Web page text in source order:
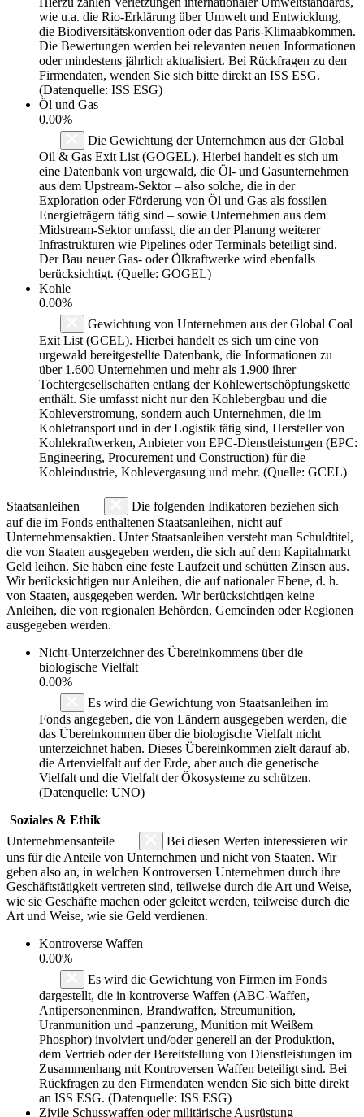
wie u.a. die Rio-Erklärung über Umwelt und Entwicklung,
die Biodiversitätskonvention oder das Paris-Klimaabkommen.
Die Bewertungen werden bei relevanten neuen Informationen
oder mindestens jährlich aktualisiert. Bei Rückfragen zu den
Firmendaten, wenden Sie sich bitte direkt an ISS ESG.
(Datenquelle: ISS ESG)
Öl und Gas
0.00%
Die Gewichtung der Unternehmen aus der Global
Oil & Gas Exit List (GOGEL). Hierbei handelt es sich um
eine Datenbank von urgewald, die Öl- und Gasunternehmen
aus dem Upstream-Sektor – also solche, die in der
Exploration oder Förderung von Öl und Gas als fossilen
Energieträgern tätig sind – sowie Unternehmen aus dem
Midstream-Sektor umfasst, die an der Planung weiterer
Infrastrukturen wie Pipelines oder Terminals beteiligt sind.
Der Bau neuer Gas- oder Ölkraftwerke wird ebenfalls
berücksichtigt. (Quelle: GOGEL)
Kohle
0.00%
Gewichtung von Unternehmen aus der Global Coal
Exit List (GCEL). Hierbei handelt es sich um eine von
urgewald bereitgestellte Datenbank, die Informationen zu
über 1.600 Unternehmen und mehr als 1.900 ihrer
Tochtergesellschaften entlang der Kohlewertschöpfungskette
enthält. Sie umfasst nicht nur den Kohlebergbau und die
Kohleverstromung, sondern auch Unternehmen, die im
Kohletransport und in der Logistik tätig sind, Hersteller von
Kohlekraftwerken, Anbieter von EPC-Dienstleistungen (EPC:
Engineering, Procurement und Construction) für die
Kohleindustrie, Kohlevergasung und mehr. (Quelle: GCEL)
Staatsanleihen
Die folgenden Indikatoren beziehen sich
auf die im Fonds enthaltenen Staatsanleihen, nicht auf
Unternehmensaktien. Unter Staatsanleihen versteht man Schuldtitel,
die von Staaten ausgegeben werden, die sich auf dem Kapitalmarkt
Geld leihen. Sie haben eine feste Laufzeit und schütten Zinsen aus.
Wir berücksichtigen nur Anleihen, die auf nationaler Ebene, d. h.
von Staaten, ausgegeben werden. Wir berücksichtigen keine
Anleihen, die von regionalen Behörden, Gemeinden oder Regionen
ausgegeben werden.
Nicht-Unterzeichner des Übereinkommens über die
biologische Vielfalt
0.00%
Es wird die Gewichtung von Staatsanleihen im
Fonds angegeben, die von Ländern ausgegeben werden, die
das Übereinkommen über die biologische Vielfalt nicht
unterzeichnet haben. Dieses Übereinkommen zielt darauf ab,
die Artenvielfalt auf der Erde, aber auch die genetische
Vielfalt und die Vielfalt der Ökosysteme zu schützen.
(Datenquelle: UNO)
Soziales & Ethik
Unternehmensanteile
Bei diesen Werten interessieren wir
uns für die Anteile von Unternehmen und nicht von Staaten. Wir
geben also an, in welchen Kontroversen Unternehmen durch ihre
Geschäftstätigkeit vertreten sind, teilweise durch die Art und Weise,
wie sie Geschäfte machen oder geleitet werden, teilweise durch die
Art und Weise, wie sie Geld verdienen.
Kontroverse Waffen
0.00%
Es wird die Gewichtung von Firmen im Fonds
dargestellt, die in kontroverse Waffen (ABC-Waffen,
Antipersonenminen, Brandwaffen, Streumunition,
Uranmunition und -panzerung, Munition mit Weißem
Phosphor) involviert und/oder generell an der Produktion,
dem Vertrieb oder der Bereitstellung von Dienstleistungen im
Zusammenhang mit Kontroversen Waffen beteiligt sind. Bei
Rückfragen zu den Firmendaten wenden Sie sich bitte direkt
an ISS ESG. (Datenquelle: ISS ESG)
Zivile Schusswaffen oder militärische Ausrüstung